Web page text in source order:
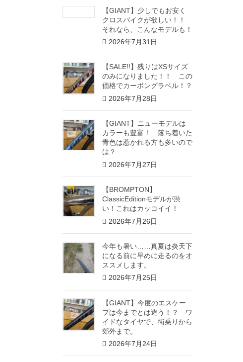
【GIANT】少しでもお安く
クロスバイクが欲しい！！
それなら、こんなモデルも！
2026年7月31日
【SALE!!】残りはXSサイズ
のみになりました！！ この
価格でカーボングラベル！？
2026年7月28日
【GIANT】ニューモデルは
カラーも豊富！ 落ち着いた
青色は惹かれる方も多いので
は？
2026年7月27日
【BROMPTON】
ClassicEditionモデルが渋
い！これはカッコイイ！
2026年7月26日
今年も暑い……真夏は炎天下
になる前に早めに走るのをオ
ススメします。
2026年7月25日
【GIANT】今度のエスケー
プは今までとは違う！？ ワ
イドなタイヤで、街乗りから
郊外まで。
2026年7月24日